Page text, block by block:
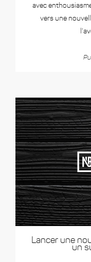
avec
vers une
Lancer une
un